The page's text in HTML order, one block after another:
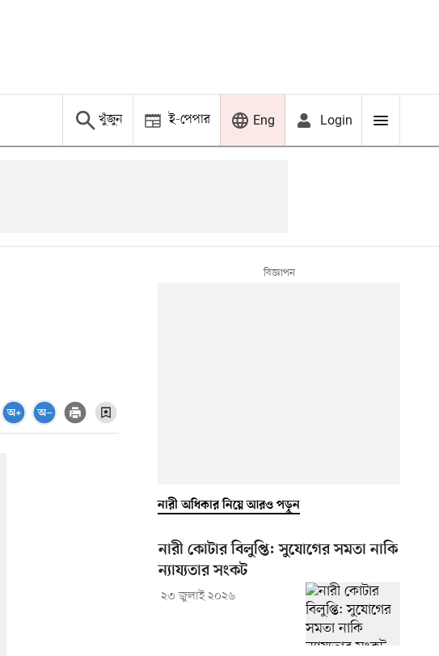
খুঁজুন ই-পেপার Eng Login
নারী অধিকার নিয়ে আরও পড়ুন
নারী কোটার বিলুপ্তি: সুযোগের সমতা নাকি
ন্যায্যতার সংকট
২৩ জুলাই ২০২৬